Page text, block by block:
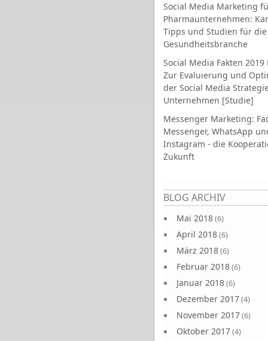
Social Media Marketing
Pharmaunternehmen:
Tipps und Studien für die
Gesundheitsbranche
Social Media Fakten 2019
Zur Evaluierung und
der Social Media
Unternehmen [Studie]
Messenger Marketing:
Messenger, WhatsApp
Instagram - die
Zukunft
BLOG ARCHIV
Mai 2018(6)
April 2018(6)
März 2018(6)
Februar 2018(6)
Januar 2018(6)
Dezember 2017(4)
November 2017(6)
Oktober 2017(4)
Seiten